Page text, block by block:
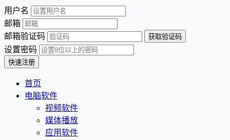
用户名
邮箱
邮箱验证码
设置密码
首页
电脑软件
视频软件
媒体播放
应用软件